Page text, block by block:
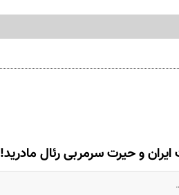
ایران و حیرت سرمربی رئال مادرید!